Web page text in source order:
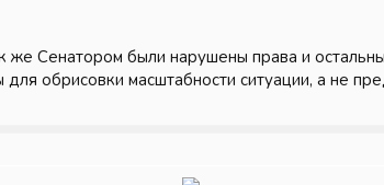
же Сенатором были нарушены права и
обрисовки масштабности ситуации, а не